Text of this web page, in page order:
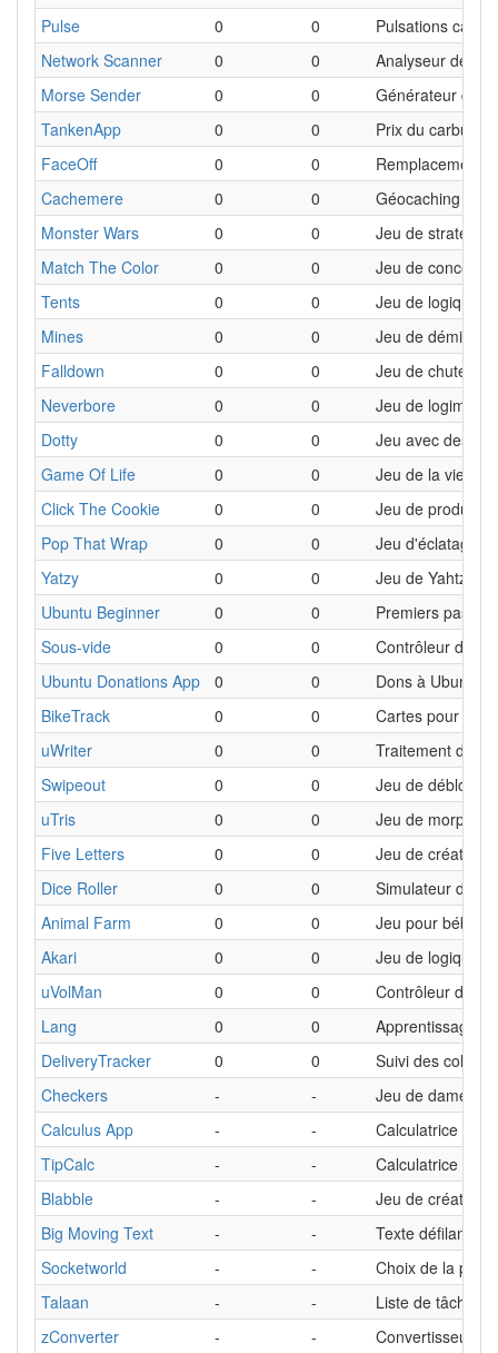
Pulse
0 0
Pulsations
Network Scanner
0 0
Analyseur de
Morse Sender
0 0
Générateur de
TankenApp
0 0
Prix du carburant
FaceOff
0 0
Remplacement
Cachemere
0 0
Géocaching
Monster Wars
0 0
Jeu de stratégie
Match The Color
0 0
Jeu de
Tents
0 0
Jeu de logique
Mines
0 0
Jeu de démineur
Falldown
0 0
Jeu de chute de
Neverbore
0 0
Jeu de logimage
Dotty
0 0
Jeu avec des
Game Of Life
0 0
Jeu de la vie
Click The Cookie
0 0
Jeu de
Pop That Wrap
0 0
Jeu d'éclatage
Yatzy
0 0
Jeu de Yahtzee
Ubuntu Beginner
0 0
Premiers pas
Sous-vide
0 0
Contrôleur de
Ubuntu Donations App
0 0
Dons à Ubuntu
BikeTrack
0 0
Cartes pour
uWriter
0 0
Traitement de
Swipeout
0 0
Jeu de
uTris
0 0
Jeu de morpion
Five Letters
0 0
Jeu de création
Dice Roller
0 0
Simulateur de
Animal Farm
0 0
Jeu pour bébés
Akari
0 0
Jeu de logique
uVolMan
0 0
Contrôleur de
Lang
0 0
Apprentissage
DeliveryTracker
0 0
Suivi des colis
Checkers
- -
Jeu de dames
Calculus App
- -
Calculatrice
TipCalc
- -
Calculatrice de
Blabble
- -
Jeu de création
Big Moving Text
- -
Texte défilant
Socketworld
- -
Choix de la
Talaan
- -
Liste de tâches
zConverter
- -
Convertisseur